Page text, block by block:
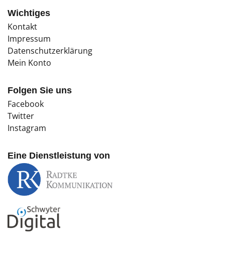
Wichtiges
Kontakt
Impressum
Datenschutzerklärung
Mein Konto
Folgen Sie uns
Facebook
Twitter
Instagram
Eine Dienstleistung von